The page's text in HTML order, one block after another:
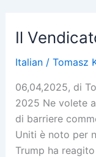
Il
Italian/ Tomasz
06,04,2025, di
2025 Ne volete
di barriere
Uniti è noto per
Trump ha